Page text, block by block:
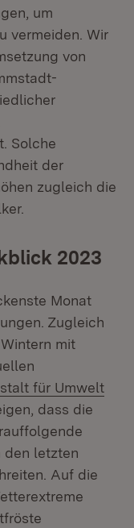
um
vermeiden. Wir
von
Solche
der
zugleich die
2023
Monat
Zugleich
mit
für Umwelt
in neuem
dass die
den letzten
Auf die